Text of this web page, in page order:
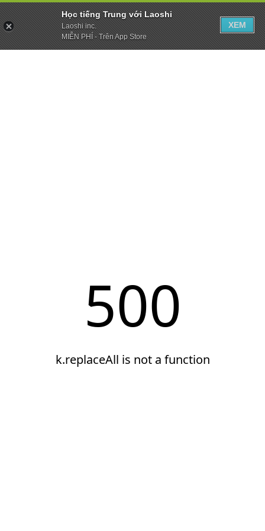
Học tiếng Trung với Laoshi
Laoshi inc.
MIỄN PHÍ - Trên App Store
XEM
500
k.replaceAll is not a function